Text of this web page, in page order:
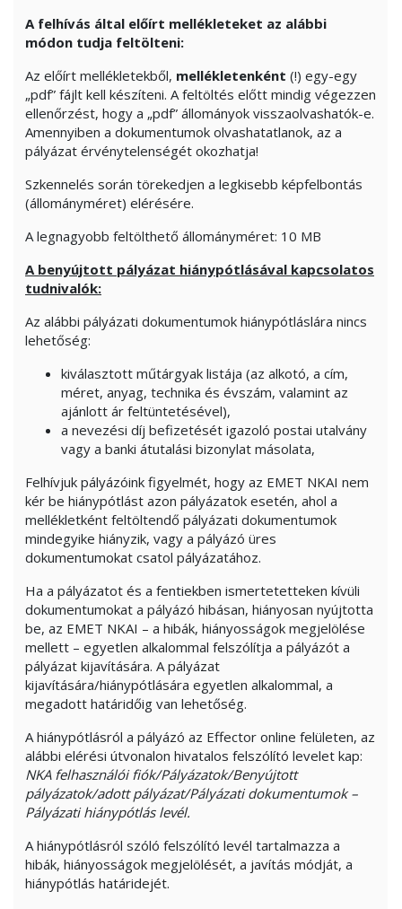
A felhívás által előírt mellékleteket az alábbi
módon tudja feltölteni:
Az előírt mellékletekből, mellékletenként (!) egy-egy
„pdf” fájlt kell készíteni. A feltöltés előtt mindig végezzen
ellenőrzést, hogy a „pdf” állományok visszaolvashatók-e.
Amennyiben a dokumentumok olvashatatlanok, az a
pályázat érvénytelenségét okozhatja!
Szkennelés során törekedjen a legkisebb képfelbontás
(állományméret) elérésére.
A legnagyobb feltölthető állományméret: 10 MB
A benyújtott pályázat hiánypótlásával kapcsolatos
tudnivalók:
Az alábbi pályázati dokumentumok hiánypótláslára nincs
lehetőség:
kiválasztott műtárgyak listája (az alkotó, a cím,
méret, anyag, technika és évszám, valamint az
ajánlott ár feltüntetésével),
a nevezési díj befizetését igazoló postai utalvány
vagy a banki átutalási bizonylat másolata,
Felhívjuk pályázóink figyelmét, hogy az EMET NKAI nem
kér be hiánypótlást azon pályázatok esetén, ahol a
mellékletként feltöltendő pályázati dokumentumok
mindegyike hiányzik, vagy a pályázó üres
dokumentumokat csatol pályázatához.
Ha a pályázatot és a fentiekben ismertetetteken kívüli
dokumentumokat a pályázó hibásan, hiányosan nyújtotta
be, az EMET NKAI – a hibák, hiányosságok megjelölése
mellett – egyetlen alkalommal felszólítja a pályázót a
pályázat kijavítására. A pályázat
kijavítására/hiánypótlására egyetlen alkalommal, a
megadott határidőig van lehetőség.
A hiánypótlásról a pályázó az Effector online felületen, az
alábbi elérési útvonalon hivatalos felszólító levelet kap:
NKA felhasználói fiók/Pályázatok/Benyújtott
pályázatok/adott pályázat/Pályázati dokumentumok –
Pályázati hiánypótlás levél.
A hiánypótlásról szóló felszólító levél tartalmazza a
hibák, hiányosságok megjelölését, a javítás módját, a
hiánypótlás határidejét.